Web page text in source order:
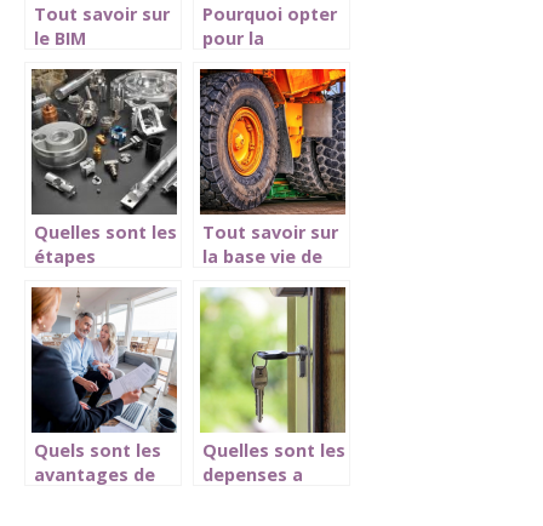
Tout savoir sur
le BIM
Pourquoi opter
pour la
Quelles sont les
étapes
Tout savoir sur
la base vie de
Quels sont les
avantages de
Quelles sont les
depenses a